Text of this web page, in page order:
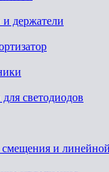
держатели
светодиодов
и